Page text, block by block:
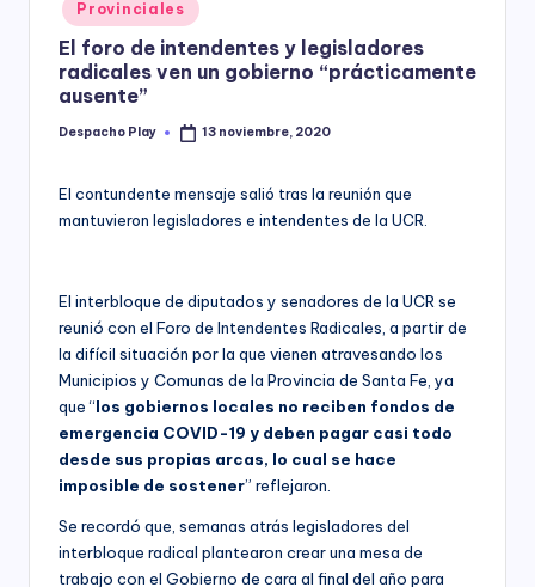
y
in
Provinciales
El foro de intendentes y legisladores
radicales ven un gobierno “prácticamente
ausente”
Posted
Despacho Play 13 noviembre, 2020
El contundente mensaje salió tras la reunión que
mantuvieron legisladores e intendentes de la UCR.
El interbloque de diputados y senadores de la UCR se
reunió con el Foro de Intendentes Radicales, a partir de
la difícil situación por la que vienen atravesando los
Municipios y Comunas de la Provincia de Santa Fe, ya
que “los gobiernos locales no reciben fondos de
emergencia COVID-19 y deben pagar casi todo
desde sus propias arcas, lo cual se hace
imposible de sostener” reflejaron.
Se recordó que, semanas atrás legisladores del
interbloque radical plantearon crear una mesa de
trabajo con el Gobierno de cara al final del año para